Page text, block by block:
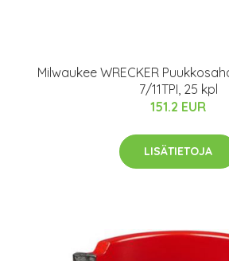
Milwaukee WRECKER
7/11TPI, 25 kpl
151.2 EUR
LISÄTIETOJA